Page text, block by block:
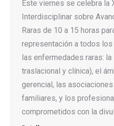
Este viernes se celebra la
Interdisciplinar sobre
Raras de 10 a 15 horas
representación a todos
las enfermedades raras:
traslacional y clínica), el
gerencial, las
familiares, y los
comprometidos con la